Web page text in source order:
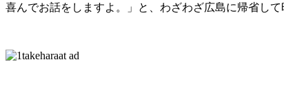
喜んでお話をしますよ。」 と、わざわざ広島に帰省して